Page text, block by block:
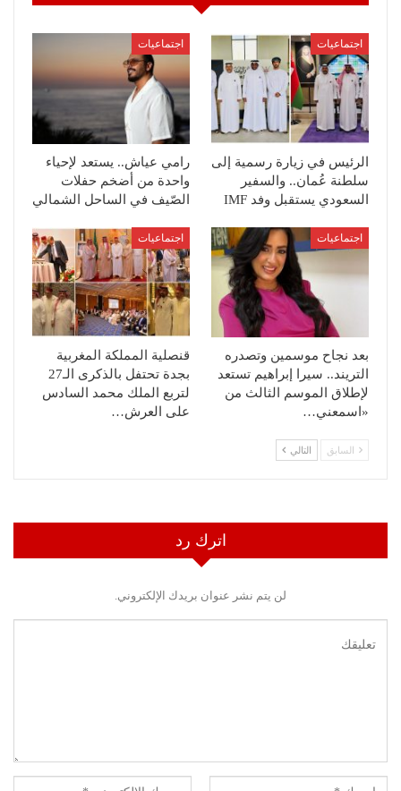
اجتماعيات
الرئيس في زيارة رسمية إلى
سلطنة عُمان.. والسفير
السعودي يستقبل وفد IMF
اجتماعيات
رامي عياش.. يستعد لإحياء
واحدة من أضخم حفلات
الصّيف في الساحل الشمالي
اجتماعيات
بعد نجاح موسمين وتصدره
التريند.. سيرا إبراهيم تستعد
لإطلاق الموسم الثالث من
«اسمعني…
اجتماعيات
قنصلية المملكة المغربية
بجدة تحتفل بالذكرى الـ27
لتربع الملك محمد السادس
على العرش…
السابق التالي
اترك رد
لن يتم نشر عنوان بريدك الإلكتروني.